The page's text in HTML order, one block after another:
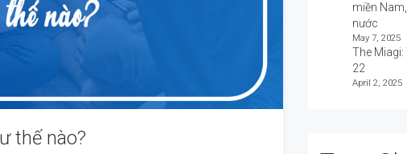
thế nào?
miền
nước
May 7, 2025
The
22
April 2, 2025